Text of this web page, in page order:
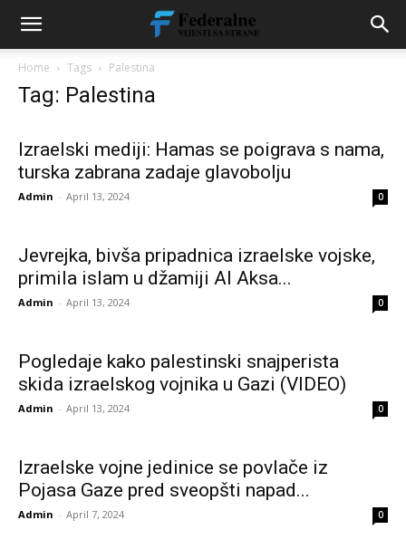
Home Tags Palestina
Tag: Palestina
Izraelski mediji: Hamas se poigrava s nama,
turska zabrana zadaje glavobolju
Admin - April 13, 2024 0
Jevrejka, bivša pripadnica izraelske vojske,
primila islam u džamiji Al Aksa...
Admin - April 13, 2024 0
Pogledaje kako palestinski snajperista
skida izraelskog vojnika u Gazi (VIDEO)
Admin - April 13, 2024 0
Izraelske vojne jedinice se povlače iz
Pojasa Gaze pred sveopšti napad...
Admin - April 7, 2024 0